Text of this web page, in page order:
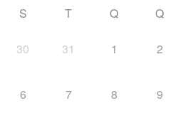
S T Q Q
30 31 1 2
6 7 8 9